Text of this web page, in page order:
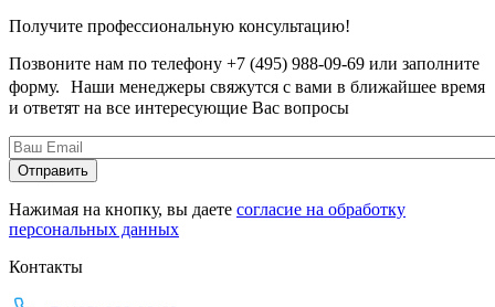
Получите профессиональную консультацию!
Позвоните нам по телефону +7 (495) 988-09-69 или заполните
форму. Наши менеджеры свяжутся с вами в ближайшее время
и ответят на все интересующие Вас вопросы
Нажимая на кнопку, вы даете согласие на обработку
персональных данных
Контакты